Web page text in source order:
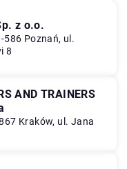
z o.o.
586 Poznań, ul.
8
AND TRAINERS
Kraków, ul. Jana